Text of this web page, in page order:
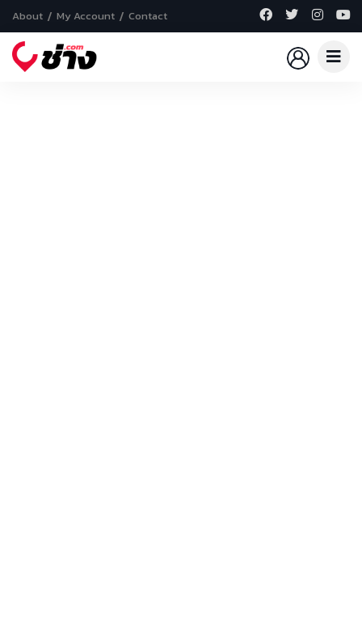
About My Account Contact